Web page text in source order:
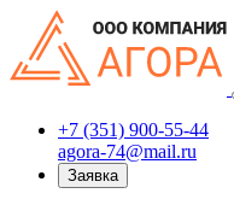
+7 (351) 900-55-44
agora-74@mail.ru
Заявка